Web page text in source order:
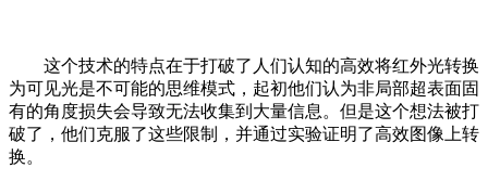
这个技术的特点在于打破了人们认知的高效将红外光转换
为可见光是不可能的思维模式，起初他们认为非局部超表面固
有的角度损失会导致无法收集到大量信息。但是这个想法被打
破了，他们克服了这些限制，并通过实验证明了高效图像上转
换。